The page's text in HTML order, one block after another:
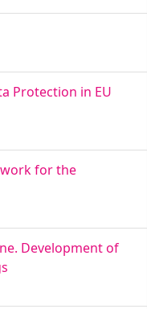
Protection in EU
for the
Development of